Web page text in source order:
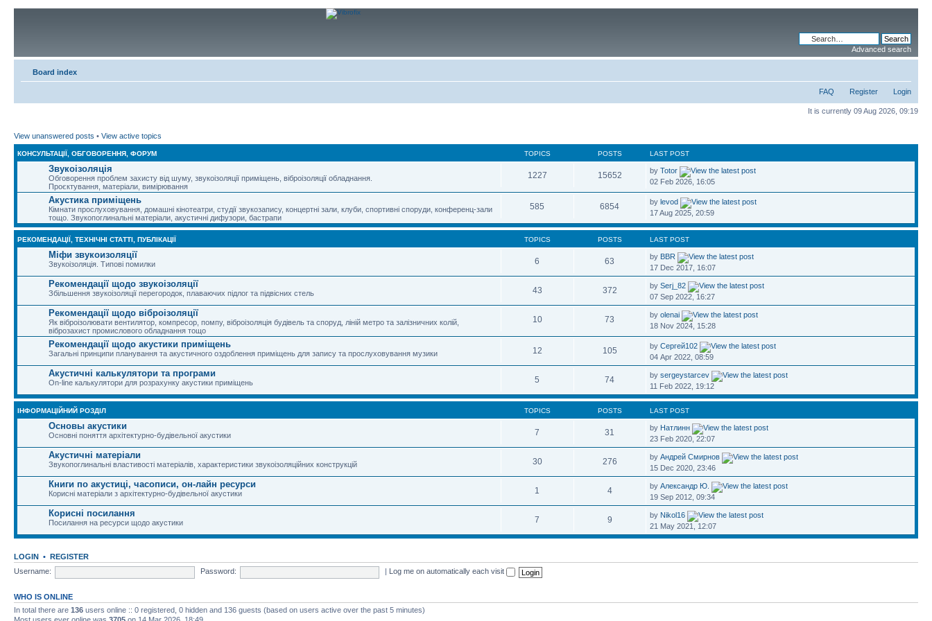
Advanced search
Board index
FAQ Register Login
It is currently 09 Aug 2026, 09:19
View unanswered posts • View active topics
КОНСУЛЬТАЦІЇ, ОБГОВОРЕННЯ, ФОРУМ TOPICS POSTS LAST POST
Звукоізоляція
Обговорення проблем захисту від шуму, звукоізоляції приміщень, віброізоляції обладнання.
Проєктування, матеріали, вимірювання
1227 15652 byTotor
02 Feb 2026, 16:05
Акустика приміщень
Кімнати прослуховування, домашні кінотеатри, студії звукозапису, концертні зали, клуби, спортивні споруди, конференц-зали
тощо. Звукопоглинальні матеріали, акустичні дифузори, бастрапи
585 6854 bylevod
17 Aug 2025, 20:59
РЕКОМЕНДАЦІЇ, ТЕХНІЧНІ СТАТТІ, ПУБЛІКАЦІЇ TOPICS POSTS LAST POST
Міфи звукоизоляції
Звукоізоляція. Типові помилки 6 63 by BBR
17 Dec 2017, 16:07
Рекомендації щодо звукоізоляції
Збільшення звукоізоляції перегородок, плаваючих підлог та підвісних стель 43 372 bySerj_82
07 Sep 2022, 16:27
Рекомендації щодо віброізоляції
Як віброізолювати вентилятор, компресор, помпу, віброізоляція будівель та споруд, ліній метро та залізничних колій,
віброзахист промислового обладнання тощо
10 73 byolenai
18 Nov 2024, 15:28
Рекомендації щодо акустики приміщень
Загальні принципи планування та акустичного оздоблення приміщень для запису та прослуховування музики 12 105 byСергей102
04 Apr 2022, 08:59
Акустичні калькулятори та програми
On-line калькулятори для розрахунку акустики приміщень 5 74 bysergeystarcev
11 Feb 2022, 19:12
ІНФОРМАЦІЙНИЙ РОЗДІЛ TOPICS POSTS LAST POST
Основы акустики
Основні поняття архітектурно-будівельної акустики 7 31 by Натлинн
23 Feb 2020, 22:07
Акустичні матеріали
Звукопоглинальні властивості матеріалів, характеристики звукоізоляційних конструкцій 30 276 byАндрей Смирнов
15 Dec 2020, 23:46
Книги по акустиці, часописи, он-лайн ресурси
Корисні матеріали з архітектурно-будівельної акустики 1 4 byАлександр Ю.
19 Sep 2012, 09:34
Корисні посилання
Посилання на ресурси щодо акустики 7 9 by Nikol16
21 May 2021, 12:07
LOGIN • REGISTER
Username:
Password: Log me on automatically each visit
WHO IS ONLINE
In total there are 136 users online :: 0 registered, 0 hidden and 136 guests (based on users active over the past 5 minutes)
Most users ever online was 3705 on 14 Mar 2026, 18:49